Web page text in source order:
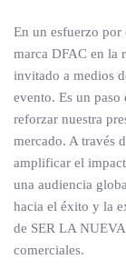
En un esfuerzo
marca DFAC en la
invitado a medios
evento. Es un
reforzar nuestra
mercado. A través
amplificar el
una audiencia
hacia el éxito y la
de SER LA
comerciales.